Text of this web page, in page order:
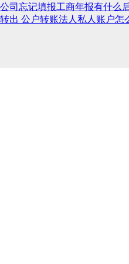
司忘记填报工商年报有什么
出 公户转账法人私人账户怎